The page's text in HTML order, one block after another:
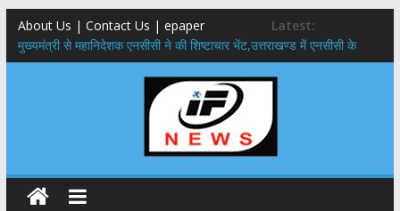
About Us | Contact Us | epaper
Latest:
मुख्यमंत्री से महानिदेशक एनसीसी ने की शिष्टाचार भेंट,उत्तराखण्ड में एनसीसी के
विस्तार एवं आधुनिक आधारभूत संरचना के विकास पर हुई महत्वपूर्ण चर्चा
​धामी कैबिनेट का बड़ा फैसला: पशुपालकों को 60% तक सब्सिडी, गंगा एक्सप्रेसवे का
​हरिद्वार से वीरभद्र (ऋषिकेश) तक निकली BJYM की भव्य कांवड़ यात्रा; तेजस्वी
सूर्या ने की देश व प्रदेशवासियों के कल्याण की कामना
24×7 अलर्ट मोड में रहें अधिकारी-मुख्य सचिव मानसून-एसईओसी से मुख्य सचिव ने
की विस्तृत समीक्षा कहा-बंद सड़कों को शीघ्र खोला जाए, लोगों को न हो दिक्कत
459 करोड़ से एचएनबी गढ़वाल विश्वविद्यालय में अनुसंधान संरचना होगी सुदृढ,उच्च